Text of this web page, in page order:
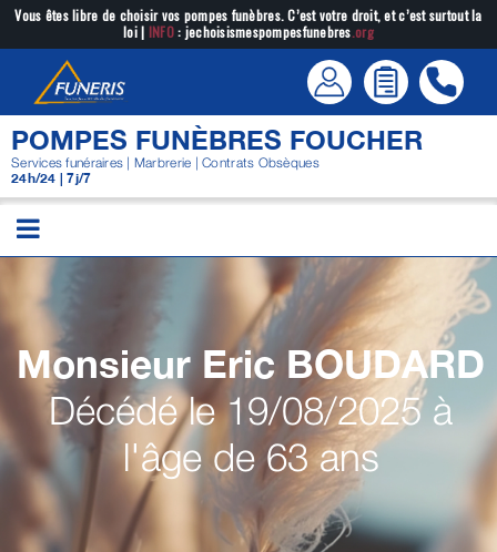
Passer
contenu
Vous êtes libre de choisir vos pompes funèbres. C’est votre droit, et c’est surtout la
loi | INFO: jechoisismespompesfunebres.org
POMPES FUNÈBRES FOUCHER
Services funéraires | Marbrerie | Contrats Obsèques
24h/24 | 7j/7
Monsieur Eric BOUDARD
Décédé le 19/08/2025 à
l'âge de 63 ans